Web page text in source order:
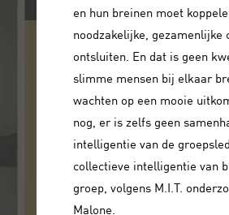
en hun breinen moet
noodzakelijke,
ontsluiten. En dat is geen
slimme mensen bij elkaar
wachten op een mooie
nog, er is zelfs geen
intelligentie van de
collectieve intelligentie van
groep, volgens M.I.T.
Malone.